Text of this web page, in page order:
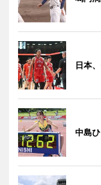
日本
中島